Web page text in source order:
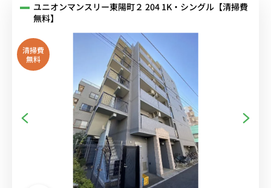
ユニオンマンスリー東陽町２ 204 1K・シングル【清掃費
無料】
清掃費
無料